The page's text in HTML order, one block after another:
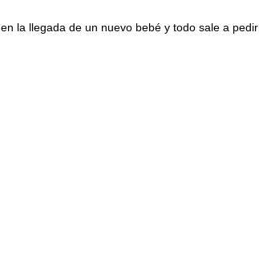
la llegada de un nuevo bebé y todo sale a pedir